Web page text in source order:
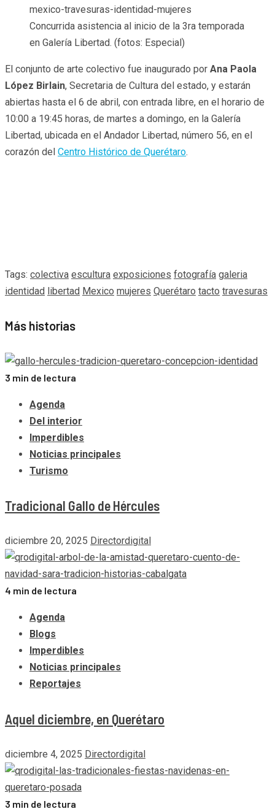
Concurrida asistencia al inicio de la 3ra temporada
en Galería Libertad. (fotos: Especial)
El conjunto de arte colectivo fue inaugurado por Ana Paola
López Birlain, Secretaria de Cultura del estado, y estarán
abiertas hasta el 6 de abril, con entrada libre, en el horario de
10:00 a 19:45 horas, de martes a domingo, en la Galería
Libertad, ubicada en el Andador Libertad, número 56, en el
corazón del Centro Histórico de Querétaro.
Tags: colectiva escultura exposiciones fotografía galeria
identidad libertad Mexico mujeres Querétaro tacto travesuras
Más historias
3 min de lectura
Agenda
Del interior
Imperdibles
Noticias principales
Turismo
Tradicional Gallo de Hércules
diciembre 20, 2025 Directordigital
4 min de lectura
Agenda
Blogs
Imperdibles
Noticias principales
Reportajes
Aquel diciembre, en Querétaro
diciembre 4, 2025 Directordigital
3 min de lectura